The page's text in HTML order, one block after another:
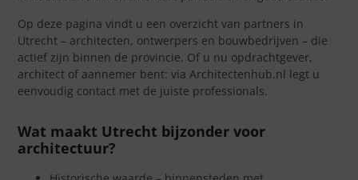
Op deze pagina vindt u een overzicht van partners in
Utrecht – architecten, ontwerpers en bouwbedrijven – die
actief zijn binnen de provincie. Of u nu opdrachtgever,
architect of aannemer bent: via Architectenhub.nl legt u
eenvoudig contact met de juiste professionals.
Wat maakt Utrecht bijzonder voor
architectuur?